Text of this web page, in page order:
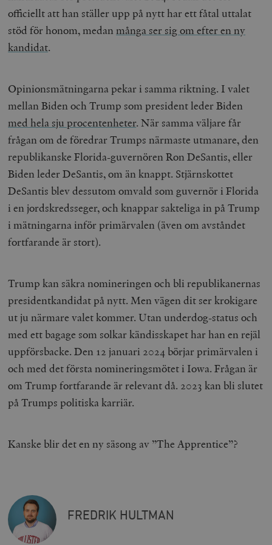
officiellt att han ställer upp på nytt har ett fåtal uttalat
stöd för honom, medanmånga ser sig om efter en ny
kandidat.
Opinionsmätningarna pekar i samma riktning. I valet
mellan Biden och Trump som president leder Biden
med hela sju procentenheter. När samma väljare får
frågan om de föredrar Trumps närmaste utmanare, den
republikanske Florida-guvernören Ron DeSantis, eller
Biden leder DeSantis, om än knappt. Stjärnskottet
DeSantis blev dessutom omvald som guvernör i Florida
i en jordskredsseger, och knappar sakteliga in på Trump
i mätningarna inför primärvalen (även om avståndet
fortfarande är stort).
Trump kan säkra nomineringen och bli republikanernas
presidentkandidat på nytt. Men vägen dit ser krokigare
ut ju närmare valet kommer. Utan underdog-status och
med ett bagage som solkar kändisskapet har han en rejäl
uppförsbacke. Den 12 januari 2024 börjar primärvalen i
och med det första nomineringsmötet i Iowa. Frågan är
om Trump fortfarande är relevant då. 2023 kan bli slutet
på Trumps politiska karriär.
Kanske blir det en ny säsong av ”The Apprentice”?
FREDRIK HULTMAN
timbro.se
woocommerce_items_in_cart
Automattic
Inc.
timbro.se
wp_woocommerce_session_[abcdef0123456789]
{32}
.myfonts.net
__cf_bm